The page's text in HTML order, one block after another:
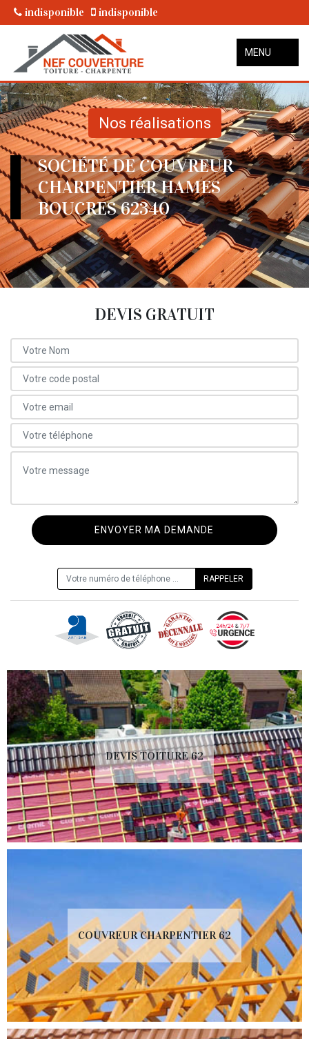
indisponible indisponible
MENU
Nos réalisations
SOCIÉTÉ DE COUVREUR
CHARPENTIER HAMES
BOUCRES 62340
DEVIS GRATUIT
DEVIS TOITURE 62
COUVREUR CHARPENTIER 62